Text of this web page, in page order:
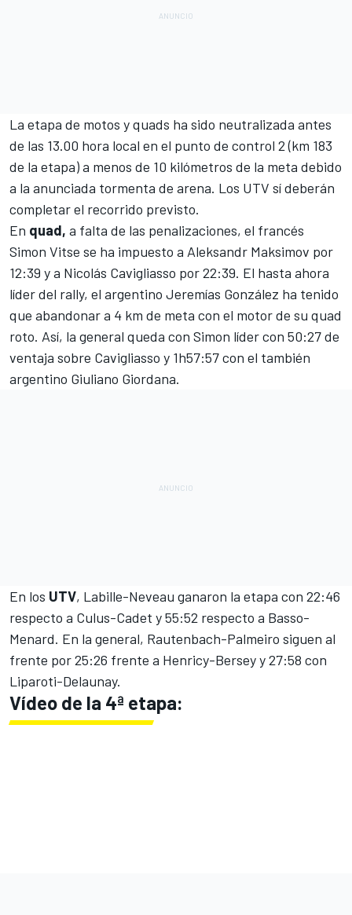
La etapa de motos y quads ha sido neutralizada antes
de las 13.00 hora local en el punto de control 2 (km 183
de la etapa) a menos de 10 kilómetros de la meta debido
a la anunciada tormenta de arena. Los UTV sí deberán
completar el recorrido previsto.
En quad, a falta de las penalizaciones, el francés
Simon Vitse se ha impuesto a Aleksandr Maksimov por
12:39 y a Nicolás Cavigliasso por 22:39. El hasta ahora
líder del rally, el argentino Jeremías González ha tenido
que abandonar a 4 km de meta con el motor de su quad
roto. Así, la general queda con Simon líder con 50:27 de
ventaja sobre Cavigliasso y 1h57:57 con el también
argentino Giuliano Giordana.
En los UTV, Labille-Neveau ganaron la etapa con 22:46
respecto a Culus-Cadet y 55:52 respecto a Basso-
Menard. En la general, Rautenbach-Palmeiro siguen al
frente por 25:26 frente a Henricy-Bersey y 27:58 con
Liparoti-Delaunay.
Vídeo de la 4ª etapa: